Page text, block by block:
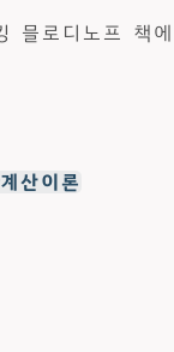
믈로디노프 책에
산이론